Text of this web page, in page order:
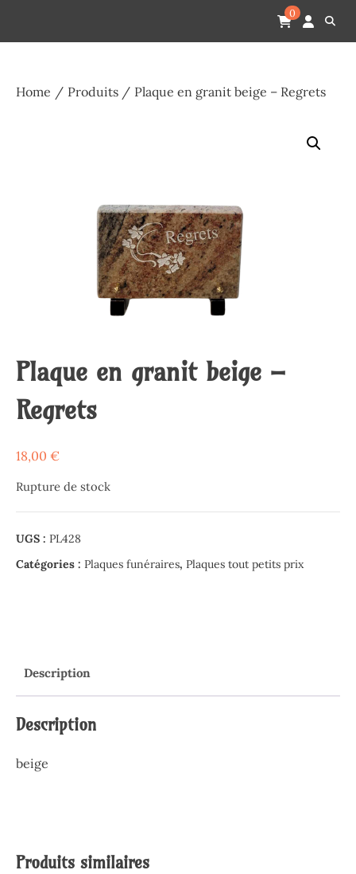
content
Espace Funéraire Michel Gardechaux
0
Home Produits Plaque en granit beige – Regrets
Plaque en granit beige –
Regrets
18,00 €
Rupture de stock
UGS : PL428
Catégories : Plaques funéraires, Plaques tout petits prix
Description
Description
beige
Produits similaires